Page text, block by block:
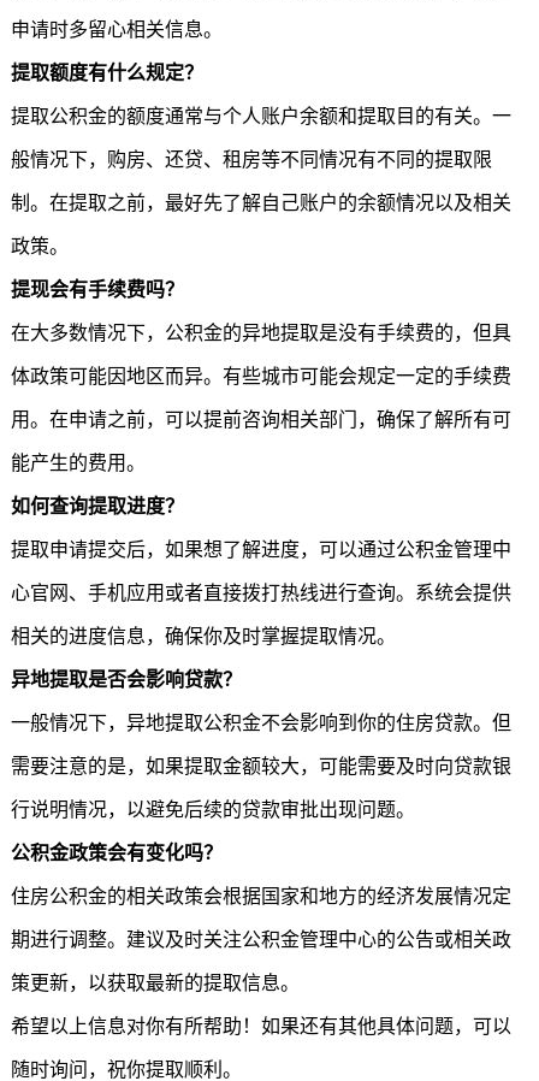
申请时多留心相关信息。
提取额度有什么规定？
提取公积金的额度通常与个人账户余额和提取目的有关。一
般情况下，购房、还贷、租房等不同情况有不同的提取限
制。在提取之前，最好先了解自己账户的余额情况以及相关
政策。
提现会有手续费吗？
在大多数情况下，公积金的异地提取是没有手续费的，但具
体政策可能因地区而异。有些城市可能会规定一定的手续费
用。在申请之前，可以提前咨询相关部门，确保了解所有可
能产生的费用。
如何查询提取进度？
提取申请提交后，如果想了解进度，可以通过公积金管理中
心官网、手机应用或者直接拨打热线进行查询。系统会提供
相关的进度信息，确保你及时掌握提取情况。
异地提取是否会影响贷款？
一般情况下，异地提取公积金不会影响到你的住房贷款。但
需要注意的是，如果提取金额较大，可能需要及时向贷款银
行说明情况，以避免后续的贷款审批出现问题。
公积金政策会有变化吗？
住房公积金的相关政策会根据国家和地方的经济发展情况定
期进行调整。建议及时关注公积金管理中心的公告或相关政
策更新，以获取最新的提取信息。
希望以上信息对你有所帮助！如果还有其他具体问题，可以
随时询问，祝你提取顺利。